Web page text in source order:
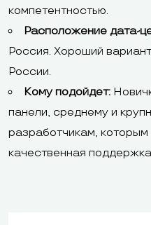
компетентностью.
Расположение дата-
Россия. Хороший
России.
Кому подойдет:
панели, среднему и
разработчикам,
качественная